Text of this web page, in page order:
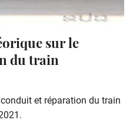
sur le
du train
et réparation du train